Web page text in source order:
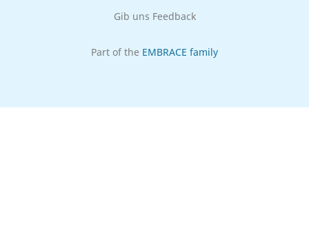
Gib uns Feedback
Part of the EMBRACE family